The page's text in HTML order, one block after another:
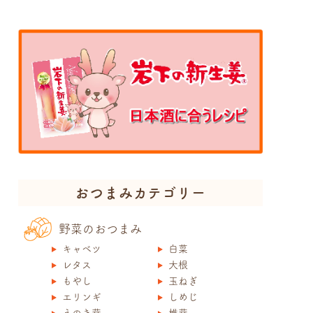
おつまみカテゴリー
野菜のおつまみ
キャベツ
白菜
レタス
大根
もやし
玉ねぎ
エリンギ
しめじ